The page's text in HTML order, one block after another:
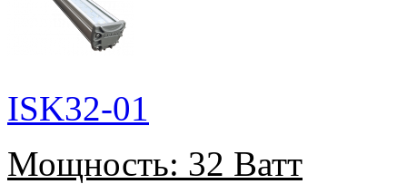
ISK32-01
Мощность: 32 Ватт